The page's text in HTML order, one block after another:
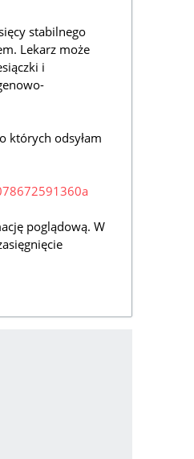
stabilnego
Lekarz może
i
których odsyłam
poglądową. W